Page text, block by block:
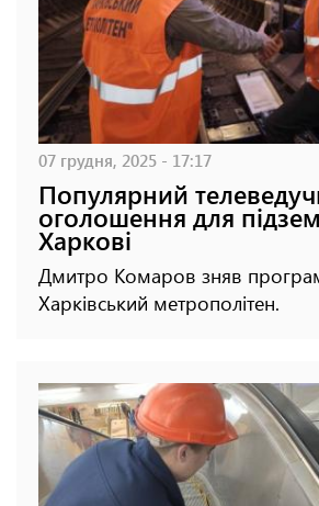
07 грудня, 2025 - 17:17
Популярний
оголошення для
Харкові
Дмитро Комаров зняв
Харківський метрополітен.